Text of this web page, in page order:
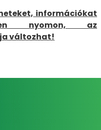
információkat
nyomon, az
változhat!